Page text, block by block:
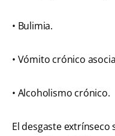
• Bulimia.
• Vómito crónico
• Alcoholismo crónico.
El desgaste